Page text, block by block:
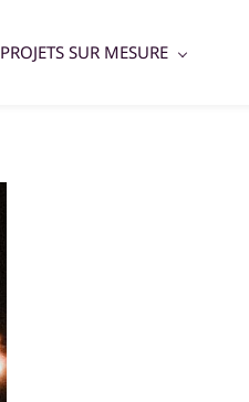
PROJETS SUR MESURE